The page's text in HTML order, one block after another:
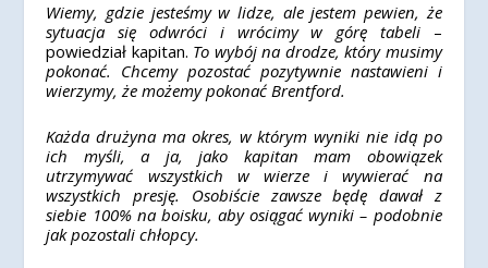
Wiemy, gdzie jesteśmy w lidze, ale jestem pewien, że
sytuacja się odwróci i wrócimy w górę tabeli–
powiedział kapitan. To wybój na drodze, który musimy
pokonać. Chcemy pozostać pozytywnie nastawieni i
wierzymy, że możemy pokonać Brentford.
Każda drużyna ma okres, w którym wyniki nie idą po
ich myśli, a ja, jako kapitan mam obowiązek
utrzymywać wszystkich w wierze i wywierać na
wszystkich presję. Osobiście zawsze będę dawał z
siebie 100% na boisku, aby osiągać wyniki – podobnie
jak pozostali chłopcy.